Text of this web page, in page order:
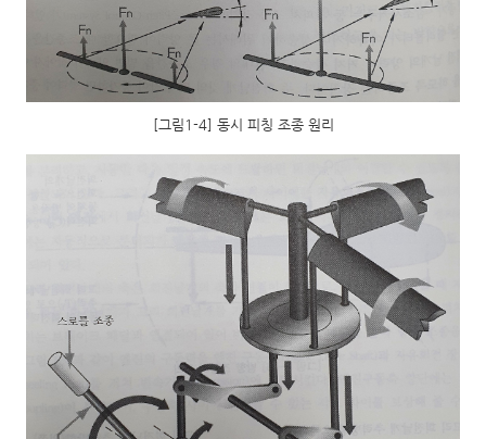
[그림1-4] 동시 피칭 조종 원리